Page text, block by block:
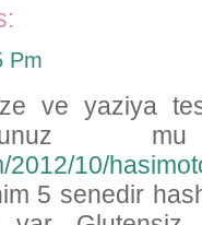
Pm
ve yaziya
mu
2012/10/
5 senedir